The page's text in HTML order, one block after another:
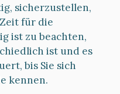
sicherzustellen,
für die
ist zu beachten,
ist und es
bis Sie sich
kennen.